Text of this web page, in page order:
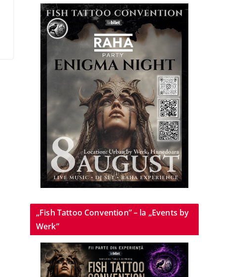
„Fish Tattoo Convention” – la „Events by
Werk”